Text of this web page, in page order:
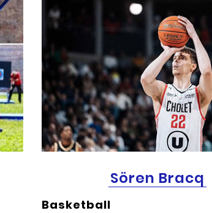
Sören Bracq
Basketball